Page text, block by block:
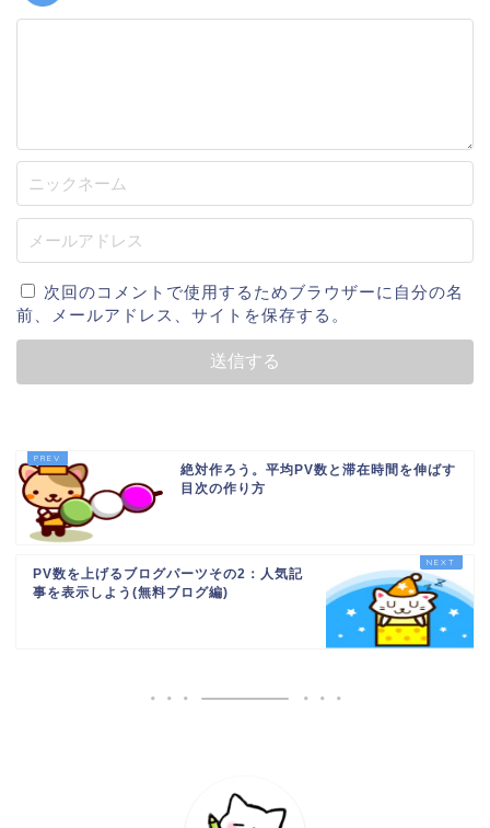
次回のコメントで使用するためブラウザーに自分の名
前、メールアドレス、サイトを保存する。
絶対作ろう。平均PV数と滞在時間を伸ばす
目次の作り方
PV数を上げるブログパーツその2：人気記
事を表示しよう(無料ブログ編)